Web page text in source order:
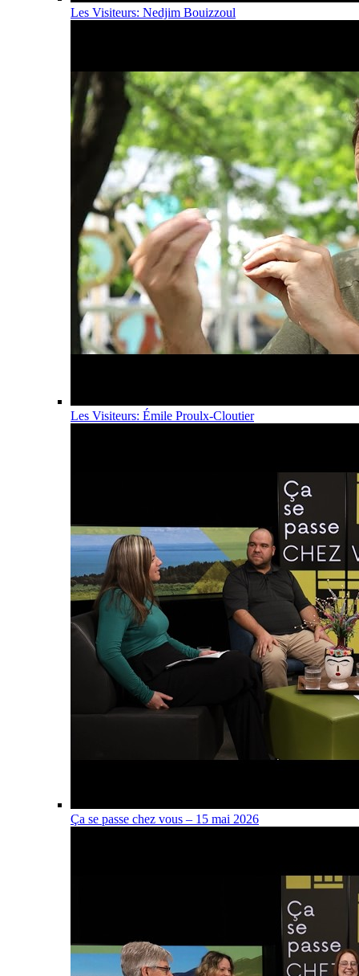
Les Visiteurs: Nedjim Bouizzoul
Les Visiteurs: Émile Proulx-Cloutier
Ça se passe chez vous – 15 mai 2026